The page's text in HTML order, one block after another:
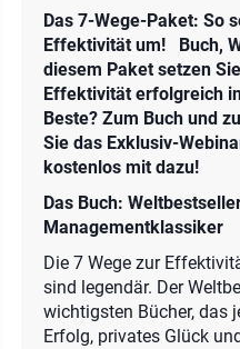
Das 7-Wege-Paket: So
Effektivität um!
Buch,
diesem Paket setzen
Effektivität erfolgreich
Beste? Zum Buch und
Sie das Exklusiv-
kostenlos mit dazu!
Das Buch:
Managementklassiker
Die 7 Wege zur
sind legendär. Der
wichtigsten Bücher, das
Erfolg, privates Glück